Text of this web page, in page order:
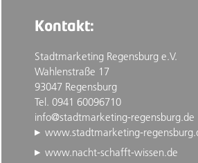
Kontakt:
Stadtmarketing Regensburg e.V.
Wahlenstraße 17
93047 Regensburg
Tel. 0941 60096710
info@stadtmarketing-regensburg.de
www.stadtmarketing-
www.nacht-schafft-wissen.de